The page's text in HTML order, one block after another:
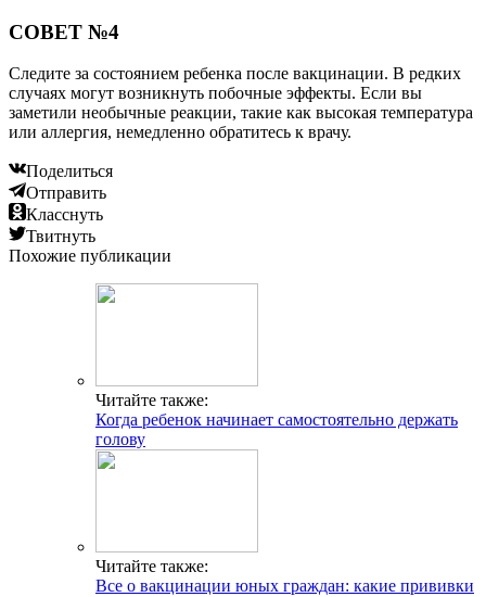
СОВЕТ №4
Следите за состоянием ребенка после вакцинации. В редких
случаях могут возникнуть побочные эффекты. Если вы
заметили необычные реакции, такие как высокая температура
или аллергия, немедленно обратитесь к врачу.
Поделиться
Отправить
Класснуть
Твитнуть
Похожие публикации
Читайте также:
Когда ребенок начинает самостоятельно держать
голову
Читайте также:
Все о вакцинации юных граждан: какие прививки